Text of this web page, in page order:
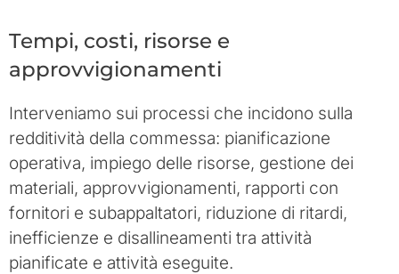
Tempi, costi, risorse e
approvvigionamenti
Interveniamo sui processi che incidono sulla
redditività della commessa: pianificazione
operativa, impiego delle risorse, gestione dei
materiali, approvvigionamenti, rapporti con
fornitori e subappaltatori, riduzione di ritardi,
inefficienze e disallineamenti tra attività
pianificate e attività eseguite.